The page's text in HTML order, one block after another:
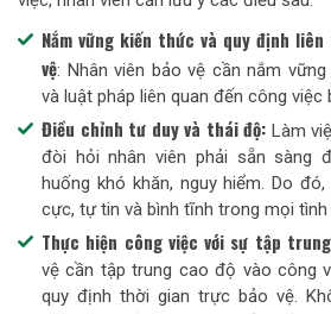
Nắm vững kiến thức và quy định
vệ: Nhân viên bảo vệ cần nắm
và luật pháp liên quan đến công việc
Điều chỉnh tư duy và thái độ: Làm
đòi hỏi nhân viên phải sẵn sàng
huống khó khăn, nguy hiểm. Do
cực, tự tin và bình tĩnh trong mọi tình
Thực hiện công việc với sự tập
vệ cần tập trung cao độ vào công
quy định thời gian trực bảo vệ.